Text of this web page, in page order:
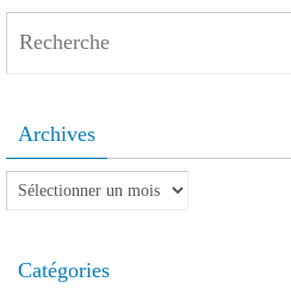
Archives
Archives
Catégories